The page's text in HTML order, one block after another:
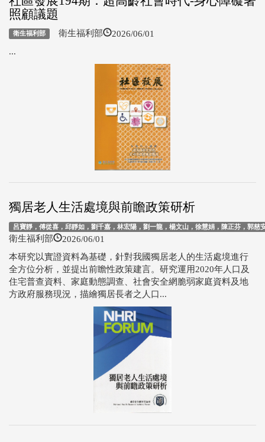
照顧議題
衛生福利部 衛生福利部 2026/06/01
...
獨居老人生活處境與前瞻政策研析
呂寶靜，傅從喜，邱靜如，劉千嘉，林宏陽，劉一龍，楊文山，徐慧娟，陳正芬，郭慈
衛生福利部 2026/06/01
本研究以實證資料為基礎，針對我國獨居老人的生活處境進行
全方位分析，並提出前瞻性政策建言。研究運用2020年人口及
住宅普查資料、家庭動態調查、社會安全網脆弱家庭資料及地
方政府服務現況，描繪獨居長者之人口...